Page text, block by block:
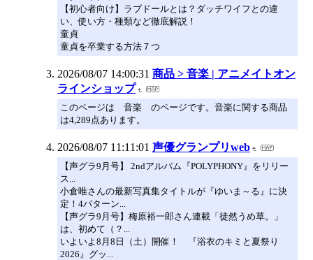
【初心者向け】ラブドールとは？ダッチワイフとの違
い、使い方・種類など徹底解説！
童貞
童貞を卒業する方法７つ
2026/08/07 14:00:31 商品 > 音楽 | アニメイトオン
ラインショップ
このページは 音楽 のページです。音楽に関する商品
は4,289点あります。
2026/08/07 11:11:01 声優グランプリweb
【声グラ9月号】 2ndアルバム『POLYPHONY』をリリー
ス...
小倉唯さんの最新写真集タイトルが『ゆいま～る』に決
定！4パターン...
【声グラ9月号】梅原裕一郎さん連載「徒然うめ草。」
は、初めて（？...
いよいよ8月8日（土）開催！ 『浴衣のキミと夏祭り
2026』グッ...